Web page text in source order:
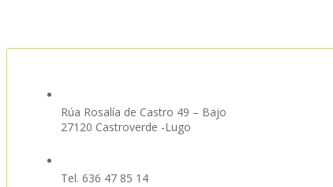
Rúa Rosalía de Castro 49 – Bajo
27120 Castroverde -Lugo
Tel. 636 47 85 14